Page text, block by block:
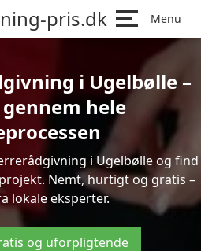
pris.dk Menu
i Ugelbølle –
hele
i Ugelbølle og find
Nemt, hurtigt og gratis –
lokale eksperter.
og uforpligtende